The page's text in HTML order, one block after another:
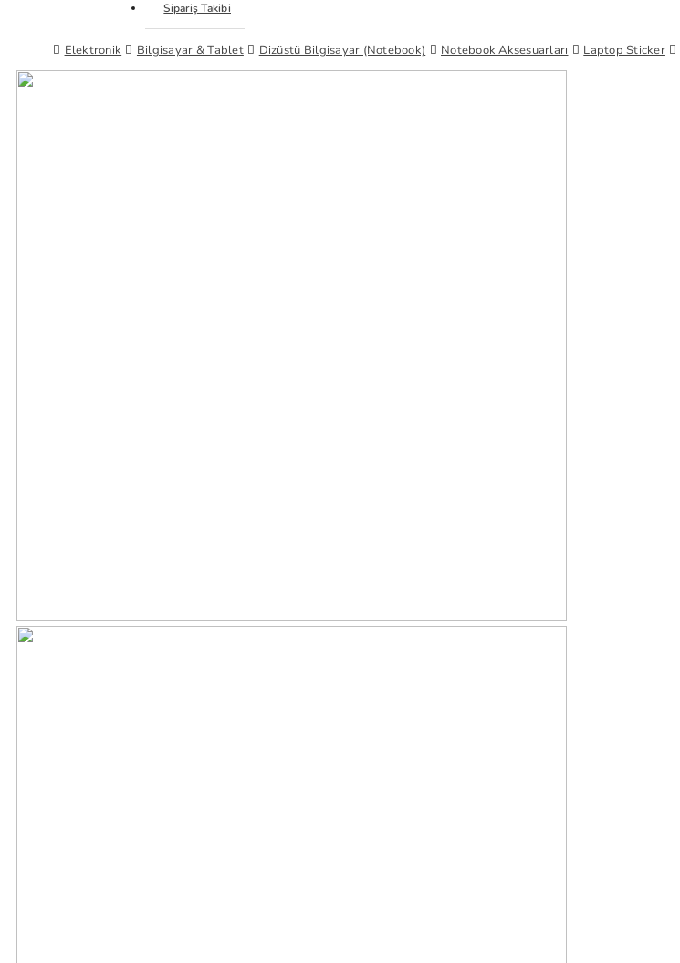
Sipariş Takibi
Elektronik Bilgisayar & Tablet Dizüstü Bilgisayar (Notebook) Notebook Aksesuarları Laptop Sticker